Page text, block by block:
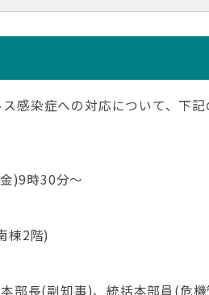
感染症への対応について、下
)9時30分～
棟2階)
部長(副知事)、統括本部員(危